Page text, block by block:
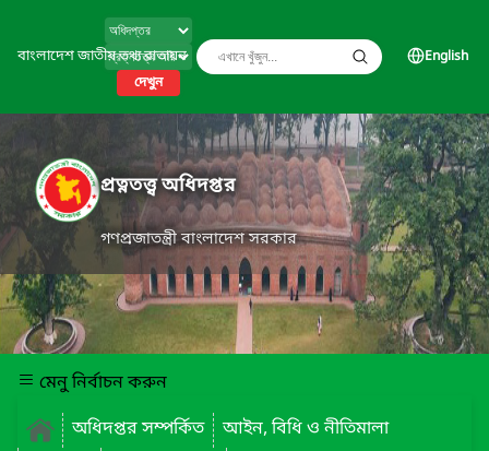
বাংলাদেশ জাতীয় তথ্য বাতায়ন
দেখুন
English
প্রত্নতত্ত্ব অধিদপ্তর
গণপ্রজাতন্ত্রী বাংলাদেশ সরকার
মেনু নির্বাচন করুন
অধিদপ্তর সম্পর্কিত
আইন, বিধি ও নীতিমালা